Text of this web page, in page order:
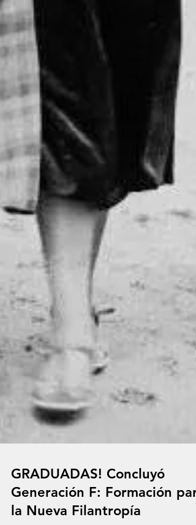
GRADUADAS! Concluyó
Generación F: Formación